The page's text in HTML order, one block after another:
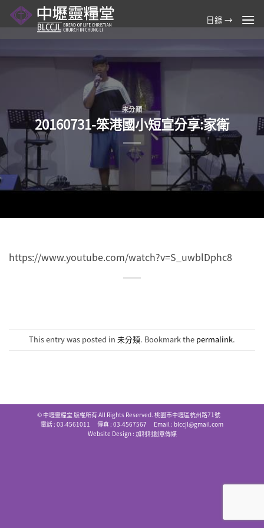
Skip
目錄 →
未分類
20160731-笨港國小短宣分享:家衛
https://www.youtube.com/watch?v=S_uwblDphc8
This entry was posted in 未分類. Bookmark the permalink.
© 中壢靈糧堂 版權所有 All Rights Reserved. 桃園市中壢區杭州路71號
電話 : 03-4561011 傳真 : 03-4567567 Email : blccjl@gmail.com
Website Design : 加利利創意傳媒